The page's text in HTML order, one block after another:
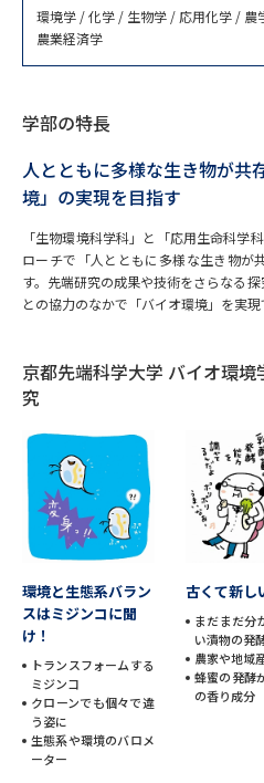
大学で学べる内容や特徴を調べ
デジタルパンフレット
新学年スタート号特集ページ
（高3生用）
オープンキャンパスなどを調
オープンキャンパス検索
来場型・Web型イベント特集
受験準備
志望校・出願校を調べる
併願校選び
環境学 / 化学 / 生物学 / 応用化学 /
農業経済学
学部の特長
人とともに多様な生き物が共
境」の実現を目指す
「生物環境科学科」と「応用生命科学
ローチで「人とともに多様な生き物が
す。先端研究の成果や技術をさらなる
との協力のなかで「バイオ環境」を実現
京都先端科学大学 バイオ環
究
環境と生態系バラン
スはミジンコに聞
け！
トランスフォームする
ミジンコ
クローンでも個々で違
う姿に
生態系や環境のバロメ
ーター
古くて新し
まだまだ分
い漬物の発
農家や地域
蜂蜜の発酵
の香り成分